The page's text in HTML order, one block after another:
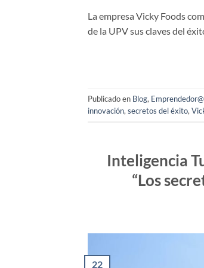
La empresa Vicky Foods
de la UPV sus claves del
Publicado en Blog,
innovación,secretos del éxito,
Inteligencia
“Los
22